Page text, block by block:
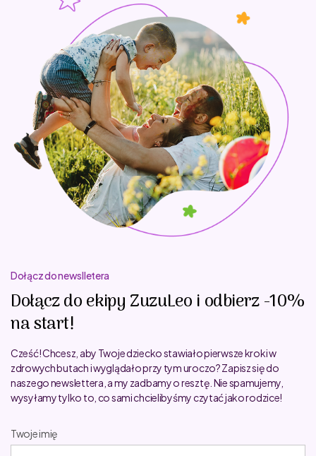
Dołącz do newslletera
Dołącz do ekipy ZuzuLeo i odbierz -10%
na start!
Cześć! Chcesz, aby Twoje dziecko stawiało pierwsze kroki w
zdrowych butach i wyglądało przy tym uroczo? Zapisz się do
naszego newslettera, a my zadbamy o resztę. Nie spamujemy,
wysyłamy tylko to, co sami chcielibyśmy czytać jako rodzice!
Twoje imię